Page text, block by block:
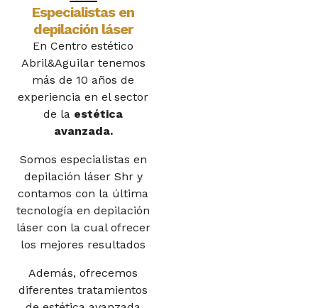
Especialistas en
depilación láser
En Centro estético
Abril&Aguilar tenemos
más de 10 años de
experiencia en el sector
de la estética
avanzada.
Somos especialistas en
depilación láser Shr y
contamos con la última
tecnología en depilación
láser con la cual ofrecer
los mejores resultados
Además, ofrecemos
diferentes tratamientos